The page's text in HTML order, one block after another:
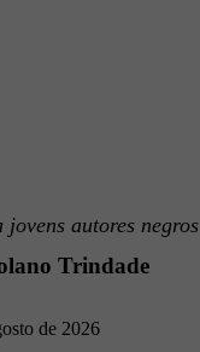
autores negros
Trindade
de 2026